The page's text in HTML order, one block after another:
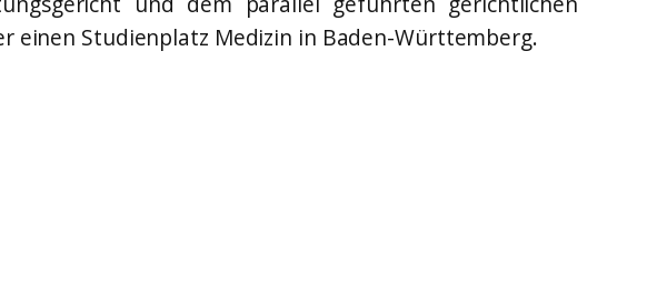
einen Studienplatz Medizin in Baden-Württemberg.